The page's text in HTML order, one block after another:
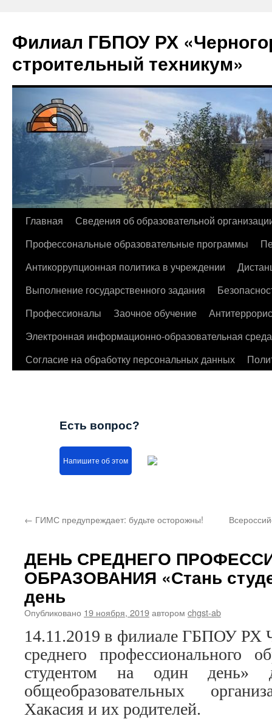
Филиал ГБПОУ РХ
строительный техникум»
Перейти
содержимому
Главная
Сведения об образовательной
Профессональные образовательные программы
Антикоррупционная политика в учреждении
Выполнение государственного задания
Профессионалы
Заочное обучение
Электронная информационно-образовательная среда
Согласие на обработку персональных данных
Есть вопрос?
Напишите об этом
← ГИМС предупреждает: будьте осторожны!
ДЕНЬ СРЕДНЕГО
ОБРАЗОВАНИЯ «Стань
день
Опубликовано 19 ноября, 2019автором chgst-ab
14.11.2019 в филиале ГБПОУ
среднего профессионального
студентом на один день»
общеобразовательных
Хакасия и их родителей.